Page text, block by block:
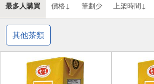
最多人購買 價格↓ 筆劃少 上架時間↓
其他茶類